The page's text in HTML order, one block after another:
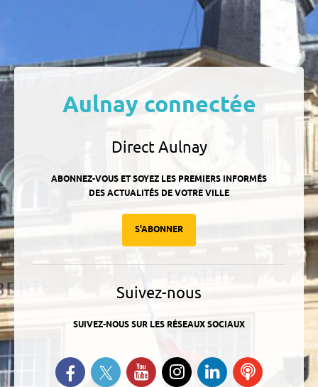
Aulnay connectée
Direct Aulnay
ABONNEZ-VOUS ET SOYEZ LES PREMIERS INFORMÉS
DES ACTUALITÉS DE VOTRE VILLE
S'ABONNER
Suivez-nous
SUIVEZ-NOUS SUR LES RÉSEAUX SOCIAUX
Retrouvez-nous sur Facebook
Suivez-nous sur Twitter
Suivez-nous sur YouTube
Suivez-nous sur
Instagram
Retrouvez-
nous sur
Ecoutez